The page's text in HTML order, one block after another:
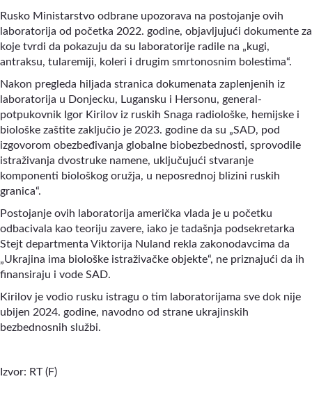
Rusko Ministarstvo odbrane upozorava na postojanje ovih
laboratorija od početka 2022. godine, objavljujući dokumente za
koje tvrdi da pokazuju da su laboratorije radile na „kugi,
antraksu, tularemiji, koleri i drugim smrtonosnim bolestima“.
Nakon pregleda hiljada stranica dokumenata zaplenjenih iz
laboratorija u Donjecku, Lugansku i Hersonu, general-
potpukovnik Igor Kirilov iz ruskih Snaga radiološke, hemijske i
biološke zaštite zaključio je 2023. godine da su „SAD, pod
izgovorom obezbeđivanja globalne biobezbednosti, sprovodile
istraživanja dvostruke namene, uključujući stvaranje
komponenti biološkog oružja, u neposrednoj blizini ruskih
granica“.
Postojanje ovih laboratorija američka vlada je u početku
odbacivala kao teoriju zavere, iako je tadašnja podsekretarka
Stejt departmenta Viktorija Nuland rekla zakonodavcima da
„Ukrajina ima biološke istraživačke objekte“, ne priznajući da ih
finansiraju i vode SAD.
Kirilov je vodio rusku istragu o tim laboratorijama sve dok nije
ubijen 2024. godine, navodno od strane ukrajinskih
bezbednosnih službi.
Izvor: RT (F)